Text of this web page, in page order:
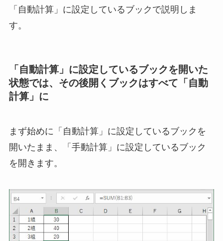
「自動計算」に設定しているブックで説明しま
す。
「自動計算」に設定しているブックを開いた
状態では、その後開くブックはすべて「自動
計算」に
まず始めに「自動計算」に設定しているブックを
開いたまま、「手動計算」に設定しているブック
を開きます。